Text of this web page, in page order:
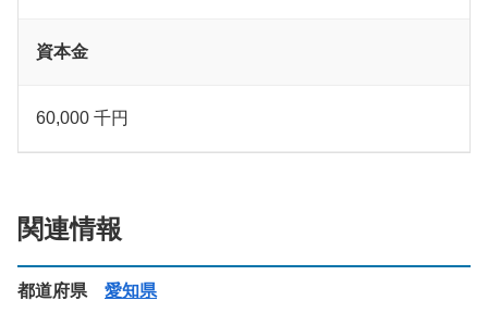
資本金
60,000 千円
関連情報
都道府県 愛知県